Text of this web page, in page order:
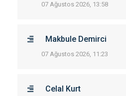
07 Ağustos 2026, 13:58
Makbule Demirci
07 Ağustos 2026, 11:23
Celal Kurt